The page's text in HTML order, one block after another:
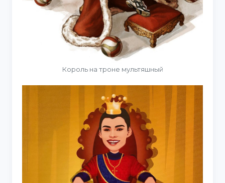
Король на троне мультяшный